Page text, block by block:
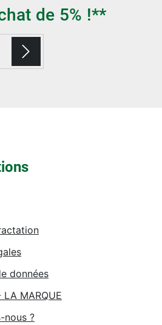
de 5% !**
données
LA MARQUE
nous ?